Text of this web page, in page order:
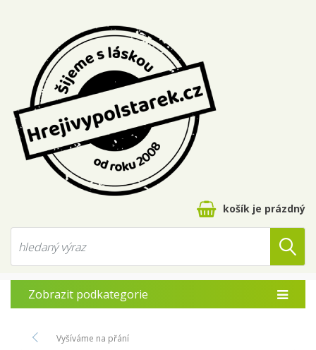
košík je prázdný
Zobrazit podkategorie
Vyšíváme na přání